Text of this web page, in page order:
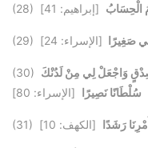
(28) الْحِسَابُ [إبراهيم: 41]
(29) صَغِيرًا [الإسراء: 24]
(30) وَاجْعَلْ لِي مِنْ لَدُنْكَ
سُلْطَانًا نَصِيرًا [الإسراء: 80]
(31) رَشَدًا [الكهف: 10]